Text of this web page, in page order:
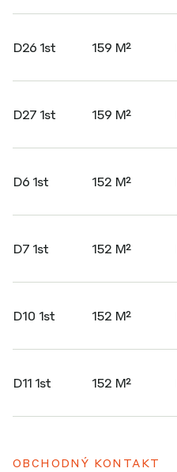
D26 1st 159 M²
D27 1st 159 M²
D6 1st 152 M²
D7 1st 152 M²
D10 1st 152 M²
D11 1st 152 M²
OBCHODNÝ KONTAKT